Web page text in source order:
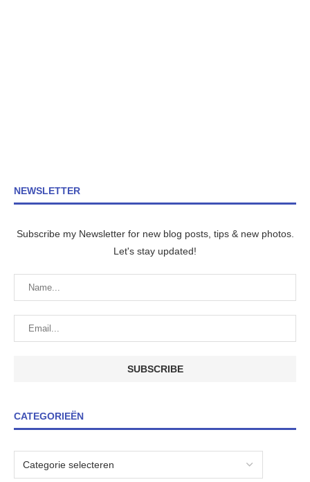
NEWSLETTER
Subscribe my Newsletter for new blog posts, tips & new photos.
Let's stay updated!
CATEGORIEËN